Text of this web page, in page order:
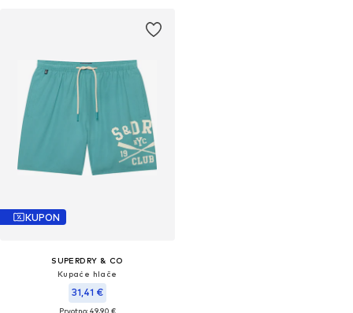
KUPON
SUPERDRY & CO
Kupaće hlače
31,41 €
Prvotno: 49,90 €